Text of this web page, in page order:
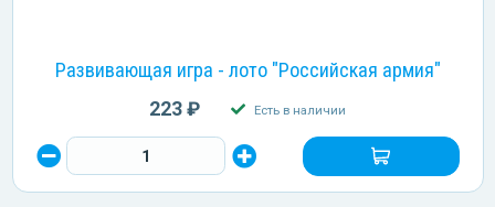
Развивающая игра - лото "Российская армия"
223 ₽ Есть в наличии